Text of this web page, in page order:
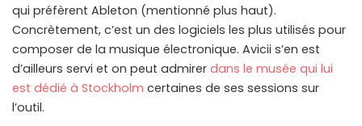
qui préfèrent Ableton (mentionné plus haut).
Concrètement, c’est un des logiciels les plus utilisés pour
composer de la musique électronique. Avicii s’en est
d’ailleurs servi et on peut admirer dans le musée qui lui
est dédié à Stockholm certaines de ses sessions sur
l’outil.